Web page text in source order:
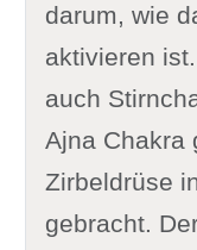
darum, wie
aktivieren
auch
Ajna Chakra
Zirbeldrüse
gebracht.